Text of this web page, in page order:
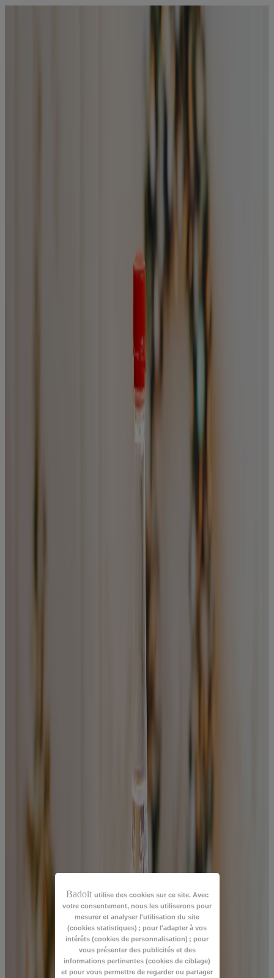
Badoit utilise des cookies sur ce site. Avec
votre consentement, nous les utiliserons pour
mesurer et analyser l'utilisation du site
(cookies statistiques) ; pour l'adapter à vos
intérêts (cookies de personnalisation) ; pour
vous présenter des publicités et des
informations pertinentes (cookies de ciblage)
et pour vous permettre de regarder ou partager